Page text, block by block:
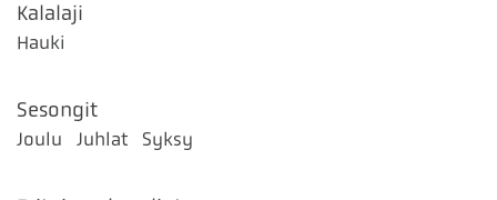
Kalalaji
Hauki
Sesongit
Joulu Juhlat Syksy